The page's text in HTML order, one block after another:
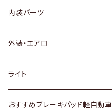
内装パーツ
トヨタ
ホンダ
スズキ
外装・エアロ
トヨタ
ホンダ
ライト
トヨタ
おすすめブレーキパッド軽自動車